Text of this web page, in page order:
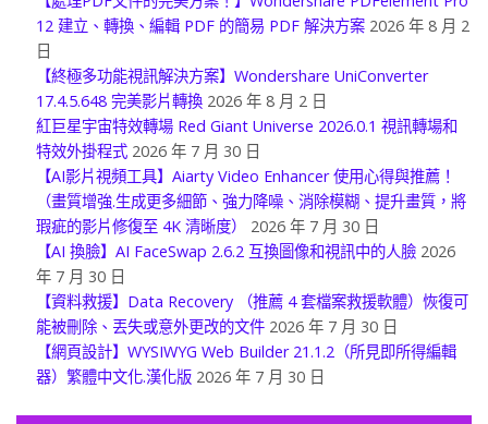
12 建立、轉換、編輯 PDF 的簡易 PDF 解決方案 2026 年 8 月 2
日
【終極多功能視訊解決方案】Wondershare UniConverter
17.4.5.648 完美影片轉換 2026 年 8 月 2 日
紅巨星宇宙特效轉場 Red Giant Universe 2026.0.1 視訊轉場和
特效外掛程式 2026 年 7 月 30 日
【AI影片視頻工具】Aiarty Video Enhancer 使用心得與推薦！
（畫質增強.生成更多細節、強力降噪、消除模糊、提升畫質，將
瑕疵的影片修復至 4K 清晰度）
2026 年 7 月 30 日
【AI 換臉】AI FaceSwap 2.6.2 互換圖像和視訊中的人臉 2026
年 7 月 30 日
【資料救援】Data Recovery （推薦 4 套檔案救援軟體）恢復可
能被刪除、丟失或意外更改的文件 2026 年 7 月 30 日
【網頁設計】WYSIWYG Web Builder 21.1.2（所見即所得編輯
器）繁體中文化.漢化版 2026 年 7 月 30 日